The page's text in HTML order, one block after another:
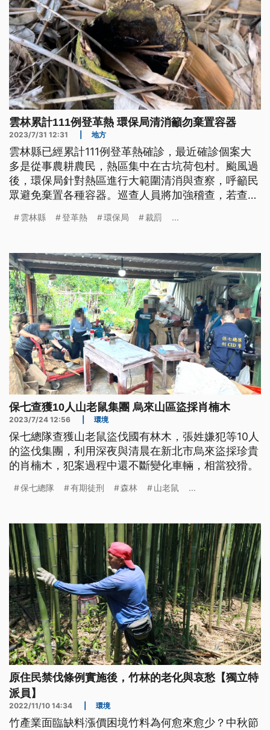
雲林累計111例登革熱 環保局清消籲勿棄置容器
2023/7/31 12:31 地方
雲林縣已經累計111例登革熱確診，最近確診個案大
多是從事農耕農民，熱區集中在古坑荷包村。颱風過
後，環保局針對熱區進行大範圍清消與查察，呼籲民
眾避免棄置各種容器。巡查人員將加強稽查，若查獲
雲林縣 登革熱 環保局 裁罰 ...
保七查獲10人山老鼠集團 烏來山區盜採肖楠木
2023/7/24 12:56 環境
保七總隊查獲山老鼠盜伐國有林木，張姓嫌犯等10人
的盜伐集團，利用深夜與清晨在新北市烏來盜採珍貴
的肖楠木，犯案過程中還不斷變化車輛，相當狡猾。
保七總隊 有期徒刑 森林 山老鼠 ...
原住民禁伐條例實施後，竹林的老化與哀愁【獨立特
派員】
2022/11/10 14:34 環境
竹產業面臨缺料漲價困境竹料為何愈來愈少？中秋節